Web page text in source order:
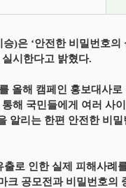
)은 ‘안전한 비밀번호의
시한다고 밝혔다.
올해 캠페인 홍보대사
해 국민들에게 여러 사
알리는 한편 안전한 비
로 인한 실제 피해사례
공모전과 비밀번호의